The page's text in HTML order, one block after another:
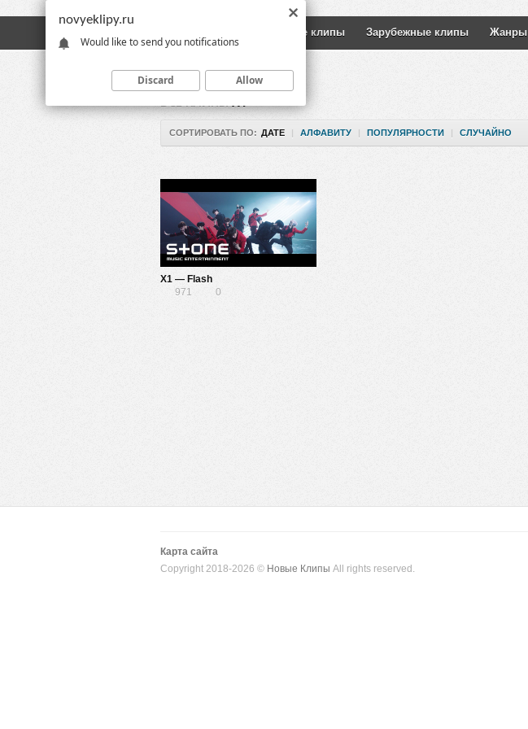
Русские клипы Зарубежные клипы Жанры
ВСЕ КЛИПЫ X1
СОРТИРОВАТЬ ПО: ДАТЕ | АЛФАВИТУ | ПОПУЛЯРНОСТИ | СЛУЧАЙНО
X1 — Flash
971
0
Карта сайта
Copyright 2018-2026 © Новые Клипы All rights reserved.
novyeklipy.ru
Would like to send you notifications
Discard Allow